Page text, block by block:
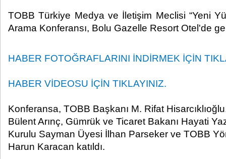
​TOBB Türkiye Medya ve İletişim Meclisi “Yeni
Arama Konferansı, Bolu Gazelle Resort Otel'de
HABER FOTOĞRAFLARINI İNDİRMEK İÇİN
HABER VİDEOSU İÇİN TIKLAYINIZ.
Konferansa, TOBB Başkanı M. Rifat
Bülent Arınç, Gümrük ve Ticaret Bakanı Hayati
Kurulu Sayman Üyesi İlhan Parseker ve TOBB
Harun Karacan katıldı.